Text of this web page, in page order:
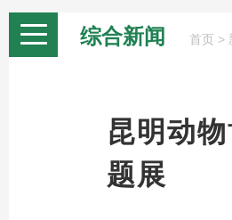
综合新闻 首页 >
昆明动
题展